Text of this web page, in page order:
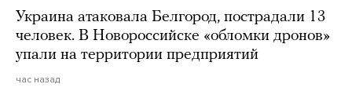
Украина атаковала Белгород, пострадали 13
человек. В Новороссийске «обломки дронов»
упали на территории предприятий
час назад